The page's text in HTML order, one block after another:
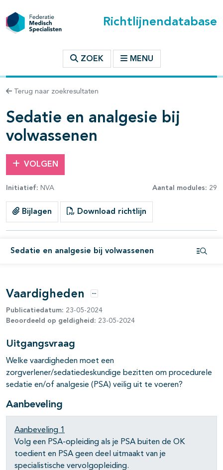
Richtlijnendatabase
ZOEK MENU
Terug naar zoekresultaten
Sedatie en analgesie bij
volwassenen
VOLGEN
Initiatief: NVA Aantal modules: 29
Bijlagen Download richtlijn
Sedatie en analgesie bij volwassenen
binnen deze richtlijn
open- en dichtklappen
open- en dichtklappen
Vaardigheden Opties
Publicatiedatum: 23-05-2024
Beoordeeld op geldigheid: 23-05-2024
Uitgangsvraag
Welke vaardigheden moet een
zorgverlener/sedatiedeskundige bezitten om procedurele
sedatie en/of analgesie (PSA) veilig uit te voeren?
Aanbeveling
Aanbeveling 1
Volg een PSA-opleiding als je PSA buiten de OK
toedient en PSA geen deel uitmaakt van je
specialistische vervolgopleiding.